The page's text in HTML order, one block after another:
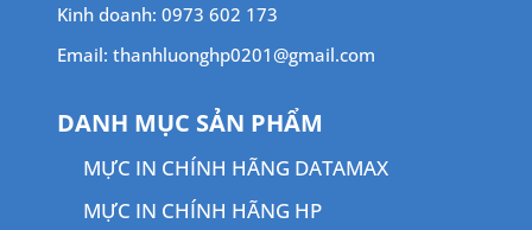
Kinh doanh: 0973 602 173
Email: thanhluonghp0201@gmail.com
DANH MỤC SẢN PHẨM
MỰC IN CHÍNH HÃNG DATAMAX
MỰC IN CHÍNH HÃNG HP